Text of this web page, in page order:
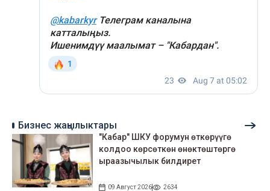
Бизнес жаңылыктары
"Кабар" ШКУ форумун өткөрүүгө
колдоо көрсөткөн өнөктөштөргө
ыраазычылык билдирет
09 Август 2026 2634